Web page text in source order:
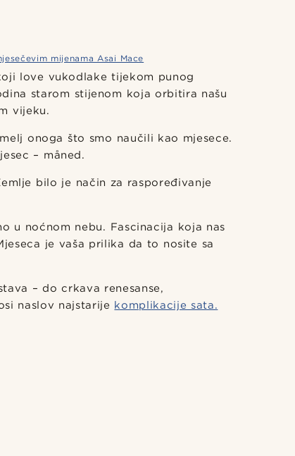
mijenama Asai Mace
love vukodlake tijekom punog
starom stijenom koja orbitira našu
vijeku.
onoga što smo naučili kao mjesece.
– måned.
bilo je način za raspoređivanje
u noćnom nebu. Fascinacija koja nas
je vaša prilika da to nosite sa
– do crkava renesanse,
naslov najstarije komplikacije sata.